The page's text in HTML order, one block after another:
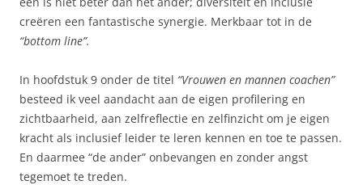
creëren een fantastische synergie. Merkbaar tot in de
“bottom line”.
In hoofdstuk 9 onder de titel “Vrouwen en mannen coachen”
besteed ik veel aandacht aan de eigen profilering en
zichtbaarheid, aan zelfreflectie en zelfinzicht om je eigen
kracht als inclusief leider te leren kennen en toe te passen.
En daarmee “de ander” onbevangen en zonder angst
tegemoet te treden.